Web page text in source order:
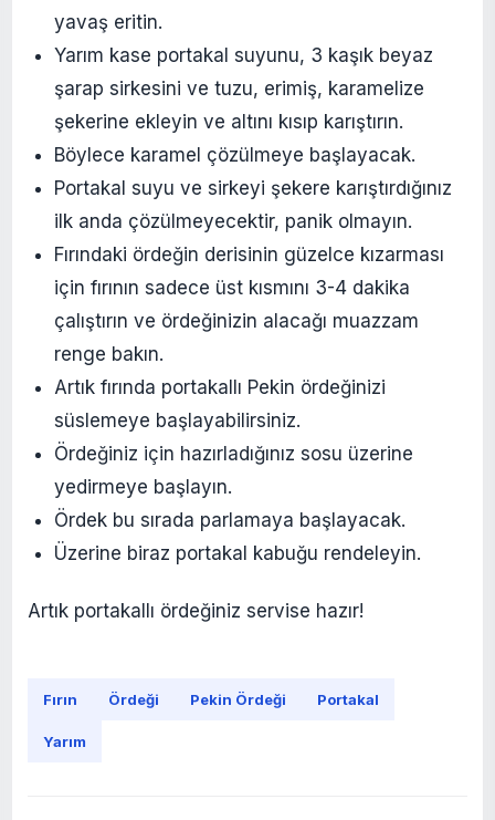
yavaş eritin.
Yarım kase portakal suyunu, 3 kaşık beyaz
şarap sirkesini ve tuzu, erimiş, karamelize
şekerine ekleyin ve altını kısıp karıştırın.
Böylece karamel çözülmeye başlayacak.
Portakal suyu ve sirkeyi şekere karıştırdığınız
ilk anda çözülmeyecektir, panik olmayın.
Fırındaki ördeğin derisinin güzelce kızarması
için fırının sadece üst kısmını 3-4 dakika
çalıştırın ve ördeğinizin alacağı muazzam
renge bakın.
Artık fırında portakallı Pekin ördeğinizi
süslemeye başlayabilirsiniz.
Ördeğiniz için hazırladığınız sosu üzerine
yedirmeye başlayın.
Ördek bu sırada parlamaya başlayacak.
Üzerine biraz portakal kabuğu rendeleyin.
Artık portakallı ördeğiniz servise hazır!
Fırın Ördeği Pekin Ördeği Portakal
Yarım